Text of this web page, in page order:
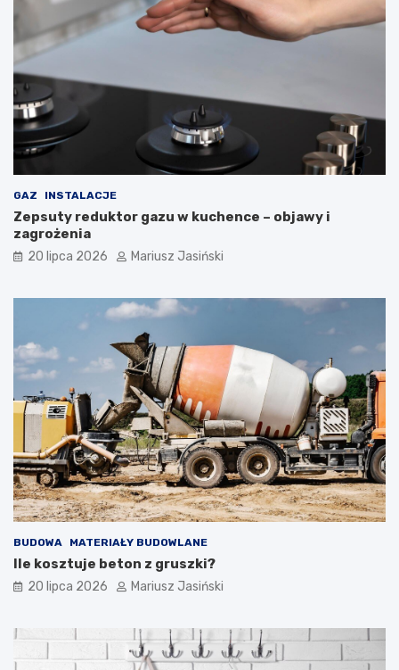
GAZ INSTALACJE
Zepsuty reduktor gazu w kuchence – objawy i
zagrożenia
20 lipca 2026 Mariusz Jasiński
BUDOWA MATERIAŁY BUDOWLANE
Ile kosztuje beton z gruszki?
20 lipca 2026 Mariusz Jasiński